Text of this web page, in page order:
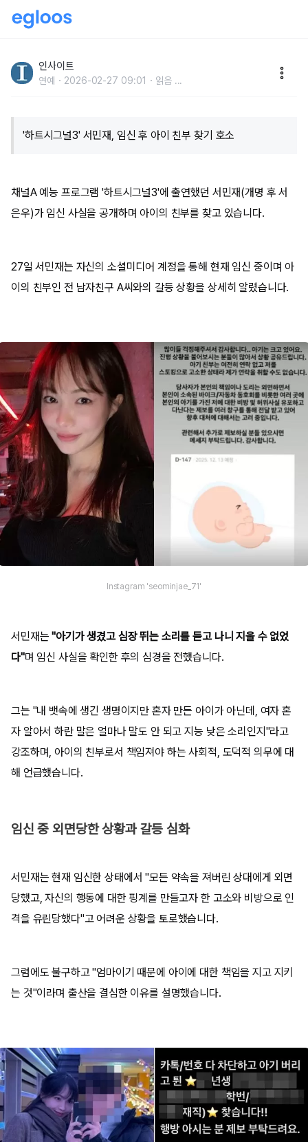
구 신상 공개
인사이트
연예 2026-02-27 09:01 읽음 ...
'하트시그널3' 서민재, 임신 후 아이 친부 찾기 호소
채널A 예능 프로그램 '하트시그널3'에 출연했던 서민재(개명 후 서
은우)가 임신 사실을 공개하며 아이의 친부를 찾고 있습니다.
27일 서민재는 자신의 소셜미디어 계정을 통해 현재 임신 중이며 아
이의 친부인 전 남자친구 A씨와의 갈등 상황을 상세히 알렸습니다.
Instagram 'seominjae_71'
서민재는"아기가 생겼고 심장 뛰는 소리를 듣고 나니 지울 수 없었
다"며 임신 사실을 확인한 후의 심경을 전했습니다.
그는 "내 뱃속에 생긴 생명이지만 혼자 만든 아이가 아닌데, 여자 혼
자 알아서 하란 말은 얼마나 말도 안 되고 지능 낮은 소리인지"라고
강조하며, 아이의 친부로서 책임져야 하는 사회적, 도덕적 의무에 대
해 언급했습니다.
임신 중 외면당한 상황과 갈등 심화
서민재는 현재 임신한 상태에서 "모든 약속을 져버린 상대에게 외면
당했고, 자신의 행동에 대한 핑계를 만들고자 한 고소와 비방으로 인
격을 유린당했다"고 어려운 상황을 토로했습니다.
그럼에도 불구하고 "엄마이기 때문에 아이에 대한 책임을 지고 지키
는 것"이라며 출산을 결심한 이유를 설명했습니다.